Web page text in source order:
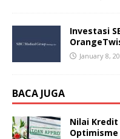
Investasi
January 8,
BACA JUGA
Nilai
Optimisme